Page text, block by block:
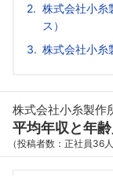
株式会社小糸
ス）
株式会社小糸
株式会社小糸製作
平均年収と年
（投稿者数：正社員36人